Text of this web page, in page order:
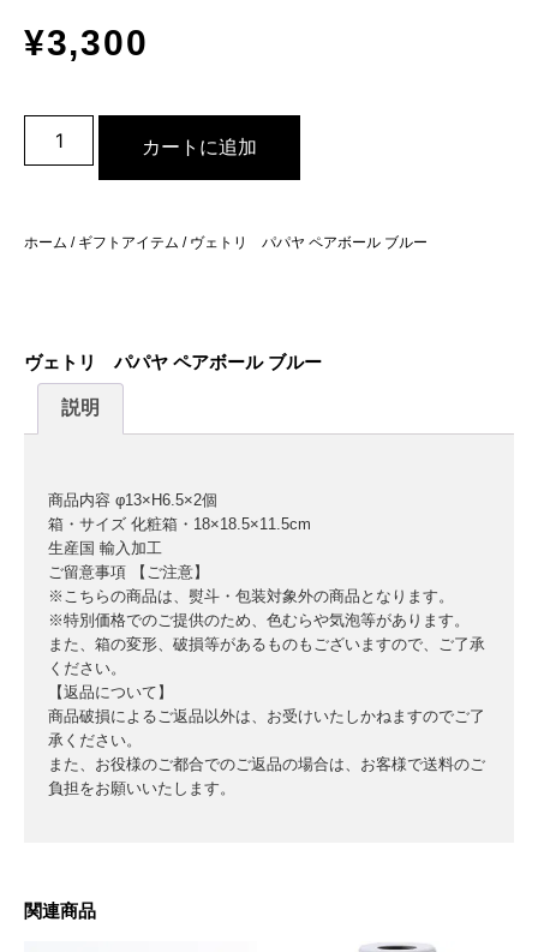
¥3,300
カートに追加
ホーム / ギフトアイテム / ヴェトリ パパヤ ペアボール ブルー
ヴェトリ パパヤ ペアボール ブルー
説明
商品内容 φ13×H6.5×2個
箱・サイズ 化粧箱・18×18.5×11.5cm
生産国 輸入加工
ご留意事項 【ご注意】
※こちらの商品は、熨斗・包装対象外の商品となります。
※特別価格でのご提供のため、色むらや気泡等があります。
また、箱の変形、破損等があるものもございますので、ご了承
ください。
【返品について】
商品破損によるご返品以外は、お受けいたしかねますのでご了
承ください。
また、お役様のご都合でのご返品の場合は、お客様で送料のご
負担をお願いいたします。
関連商品